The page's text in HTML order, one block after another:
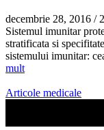
decembrie 28, 2016 /
Sistemul imunitar
stratificata si
sistemului imunitar:
mult
Articole medicale